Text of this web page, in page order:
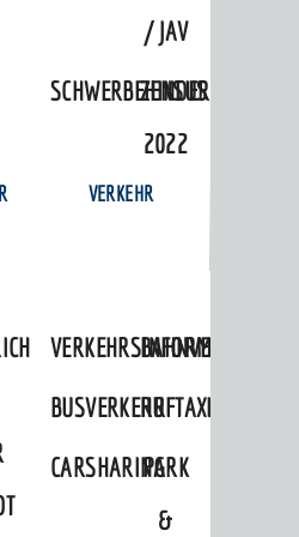
/ JAV
ZENSUS
2022
VERKEHR
VERKEHRSINFORMATIONEN
BAHNVERKEHR
BUSVERKEHRRUFTAXI
CARSHARINGPARK
&